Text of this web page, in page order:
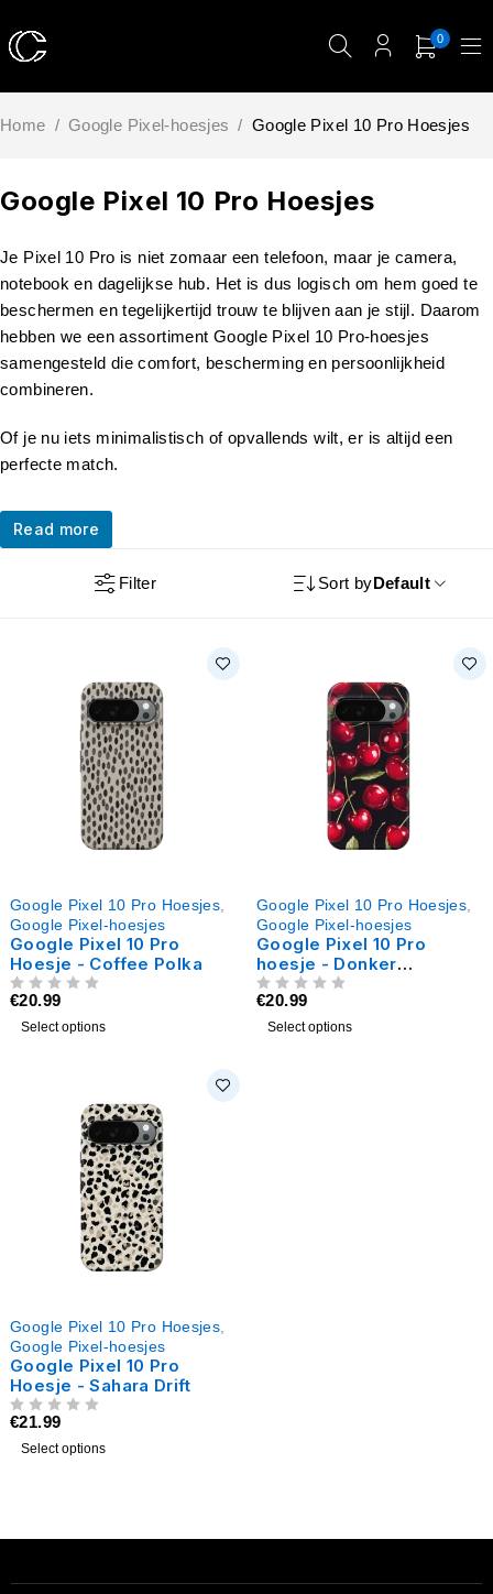
0
Google Pixel 10 Pro Hoesjes
Home / Google Pixel-hoesjes / Google Pixel 10 Pro Hoesjes
Je Pixel 10 Pro is niet zomaar een telefoon, maar je camera,
notebook en dagelijkse hub. Het is dus logisch om hem goed te
beschermen en tegelijkertijd trouw te blijven aan je stijl. Daarom
hebben we een assortiment Google Pixel 10 Pro-hoesjes
samengesteld die comfort, bescherming en persoonlijkheid
combineren.
Of je nu iets minimalistisch of opvallends wilt, er is altijd een
perfecte match.
Read more
Filter Sort byDefault
Google Pixel 10 Pro Hoesjes
Google Pixel-hoesjes
Google Pixel 10 Pro
Hoesje - Coffee Polka
€20.99
Select options
Google Pixel 10 Pro Hoesjes
Google Pixel-hoesjes
Google Pixel 10 Pro
hoesje - Donker
kersenrood
€20.99
Select options
Google Pixel 10 Pro Hoesjes
Google Pixel-hoesjes
Google Pixel 10 Pro
Hoesje - Sahara Drift
€21.99
Select options